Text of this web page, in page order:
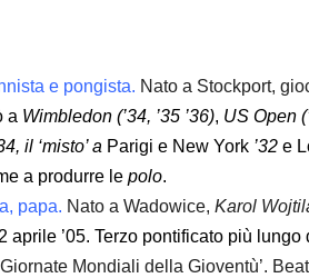
e pongista. Nato a Stockport,
a Wimbledon (’34, ’35 ’36), US Open
il ‘misto’ a Parigi e New York ’32 e
a produrre le polo.
papa. Nato a Wadowice, Karol
aprile ’05. Terzo pontificato più
Mondiali della Gioventù’.